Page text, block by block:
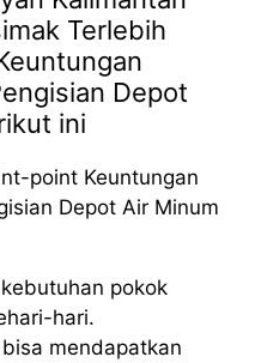
Terlebih
Depot
ini
point Keuntungan
Depot Air Minum
pokok
hari.
mendapatkan